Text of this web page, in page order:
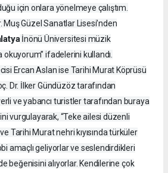
için onlara yönelmeye çalıştım.
Muş Güzel Sanatlar Lisesi’nden
İnönü Üniversitesi müzik
okuyorum” ifadelerini kullandı.
Ercan Aslan ise Tarihi Murat Köprüsü
Dr. İlker Gündüzöz tarafından
ve yabancı turistler tarafından buraya
vurgulayarak, “Teke ailesi düzenli
Tarihi Murat nehri kıyısında türküler
amaçlı geliyorlar ve seslendirdikleri
beğenisini alıyorlar. Kendilerine çok